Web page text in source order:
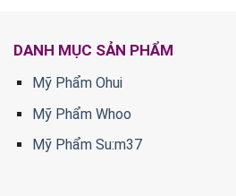
DANH MỤC SẢN PHẨM
Mỹ Phẩm Ohui
Mỹ Phẩm Whoo
Mỹ Phẩm Su:m37